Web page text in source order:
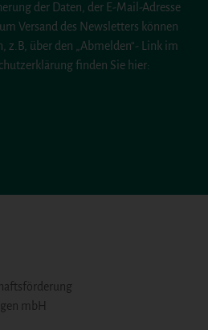
der Daten, der E-Mail-Adresse
Versand des Newsletters können
z.B, über den „Abmelden“- Link im
finden Sie hier:
mbH